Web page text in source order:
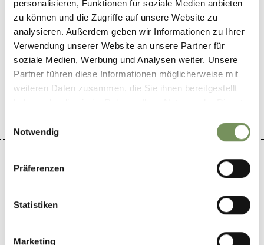
personalisieren, Funktionen für soziale Medien anbieten
zu können und die Zugriffe auf unsere Website zu
analysieren. Außerdem geben wir Informationen zu Ihrer
Verwendung unserer Website an unsere Partner für
soziale Medien, Werbung und Analysen weiter. Unsere
Partner führen diese Informationen möglicherweise mit
weiteren Daten zusammen, die Sie ihnen bereitgestellt
Notwendig
Präferenzen
Statistiken
Marketing
T+39 0473 798121
WAS DE INHOUD NUTTIG VOOR U?
+